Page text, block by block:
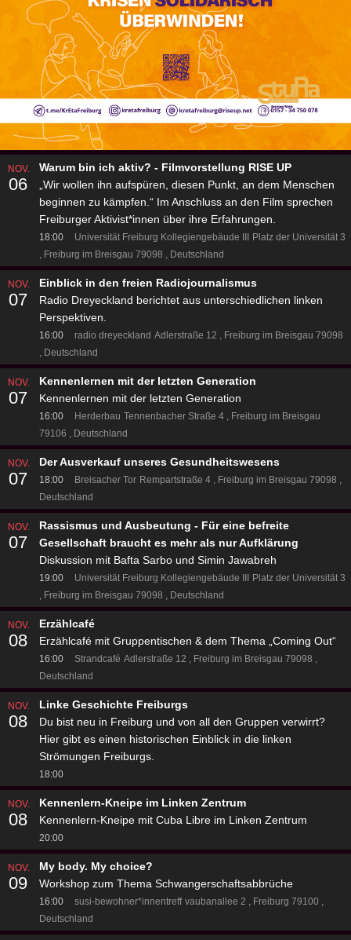
NOV.
06
Warum bin ich aktiv? - Filmvorstellung RISE UP
„Wir wollen ihn aufspüren, diesen Punkt, an dem Menschen
beginnen zu kämpfen.“ Im Anschluss an den Film sprechen
Freiburger Aktivist*innen über ihre Erfahrungen.
18:00 Universität Freiburg Kollegiengebäude III
Platz der Universität 3
Freiburg im Breisgau 79098
Deutschland
NOV.
07
Einblick in den freien Radiojournalismus
Radio Dreyeckland berichtet aus unterschiedlichen linken
Perspektiven.
16:00 radio dreyeckland Adlerstraße 12
Freiburg im Breisgau 79098
Deutschland
NOV.
07
Kennenlernen mit der letzten Generation
Kennenlernen mit der letzten Generation
16:00 Herderbau Tennenbacher Straße 4
Freiburg im Breisgau
79106
Deutschland
NOV.
07
Der Ausverkauf unseres Gesundheitswesens
18:00 Breisacher Tor Rempartstraße 4
Freiburg im Breisgau 79098
Deutschland
NOV.
07
Rassismus und Ausbeutung - Für eine befreite
Gesellschaft braucht es mehr als nur Aufklärung
Diskussion mit Bafta Sarbo und Simin Jawabreh
19:00 Universität Freiburg Kollegiengebäude III
Platz der Universität 3
Freiburg im Breisgau 79098
Deutschland
NOV.
08
Erzählcafé
Erzählcafé mit Gruppentischen & dem Thema „Coming Out“
16:00 Strandcafé Adlerstraße 12
Freiburg im Breisgau 79098
Deutschland
NOV.
08
Linke Geschichte Freiburgs
Du bist neu in Freiburg und von all den Gruppen verwirrt?
Hier gibt es einen historischen Einblick in die linken
Strömungen Freiburgs.
18:00
NOV.
08
Kennenlern-Kneipe im Linken Zentrum
Kennenlern-Kneipe mit Cuba Libre im Linken Zentrum
20:00
NOV.
09
My body. My choice?
Workshop zum Thema Schwangerschaftsabbrüche
16:00 susi-bewohner*innentreff vaubanallee 2
Freiburg 79100
Deutschland